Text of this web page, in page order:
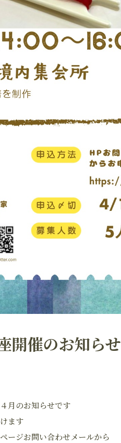
開催のお知らせ
月のお知らせです
ます
ージお問い合わせメールから